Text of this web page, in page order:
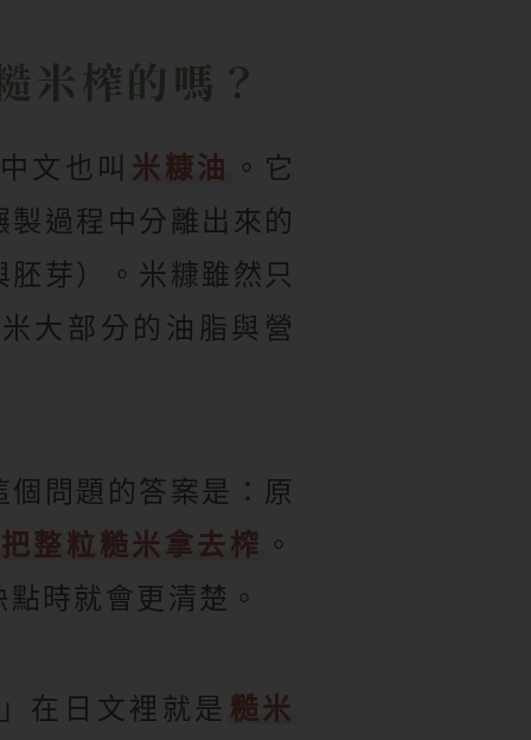
米榨的嗎？
文也叫 米糠油 。它
過程中分離出來的
芽）。米糠雖然只
大部分的油脂與營
問題的答案是：原
整粒糙米拿去榨 。
時就會更清楚。
在日文裡就是 糙米